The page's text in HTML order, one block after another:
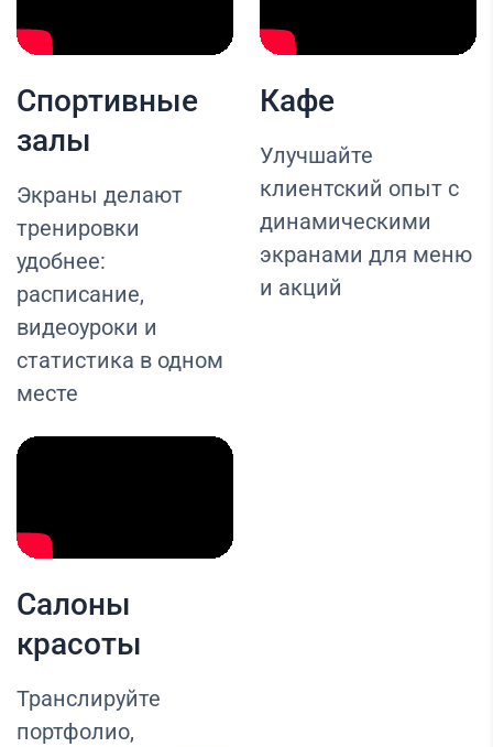
Спортивные
залы
Экраны делают
тренировки
удобнее:
расписание,
видеоуроки и
статистика в одном
месте
Кафе
Улучшайте
клиентский опыт с
динамическими
экранами для меню
и акций
Салоны
красоты
Транслируйте
портфолио,